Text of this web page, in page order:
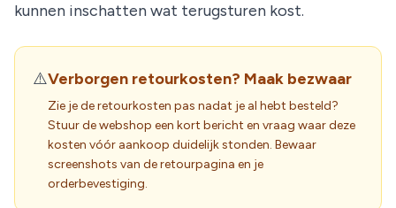
kunnen inschatten wat terugsturen kost.
⚠️Verborgen retourkosten? Maak bezwaar
Zie je de retourkosten pas nadat je al hebt besteld?
Stuur de webshop een kort bericht en vraag waar deze
kosten vóór aankoop duidelijk stonden. Bewaar
screenshots van de retourpagina en je
orderbevestiging.